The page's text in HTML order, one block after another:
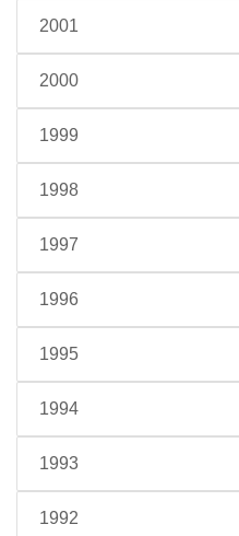
2001
2000
1999
1998
1997
1996
1995
1994
1993
1992